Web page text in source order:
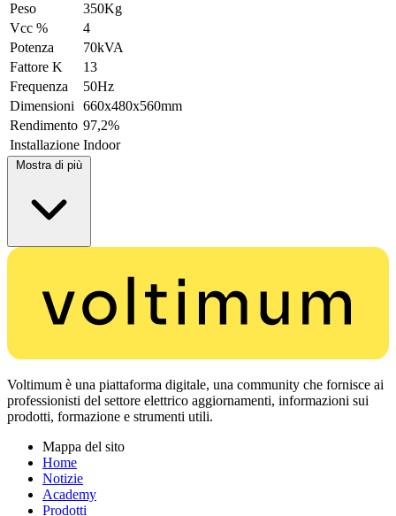
Peso
350Kg
Vcc %
4
Potenza
70kVA
Fattore K
13
Frequenza
50Hz
Dimensioni
660x480x560mm
Rendimento 97,2%
Installazione Indoor
Mostra di più
Voltimum è una piattaforma digitale, una community che fornisce ai
professionisti del settore elettrico aggiornamenti, informazioni sui
prodotti, formazione e strumenti utili.
Mappa del sito
Home
Notizie
Academy
Prodotti